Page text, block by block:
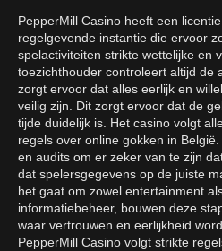
PepperMill Casino heeft een
regelgevende instantie die ervoor
spelactiviteiten strikte wettelijke en
toezichthouder controleert altijd de
zorgt ervoor dat alles eerlijk en
veilig zijn. Dit zorgt ervoor dat de
tijde duidelijk is. Het casino volgt
regels over online gokken in
en audits om er zeker van te zijn
dat spelersgegevens op de juiste
het gaat om zowel entertainment
informatiebeheer, bouwen deze
waar vertrouwen en eerlijkheid
PepperMill Casino volgt strikte